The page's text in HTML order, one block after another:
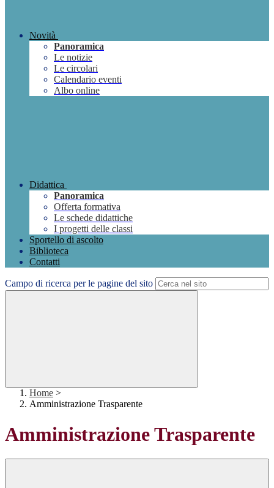
Novità
Panoramica
Le notizie
Le circolari
Calendario eventi
Albo online
Didattica
Panoramica
Offerta formativa
Le schede didattiche
I progetti delle classi
Sportello di ascolto
Biblioteca
Contatti
Campo di ricerca per le pagine del sito
Home >
Amministrazione Trasparente
Amministrazione Trasparente